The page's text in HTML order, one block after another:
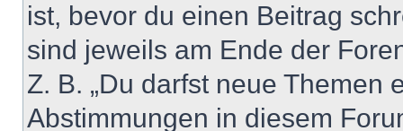
ist, bevor du einen Beitrag
sind jeweils am Ende der
Z. B. „Du darfst neue Themen
Abstimmungen in diesem